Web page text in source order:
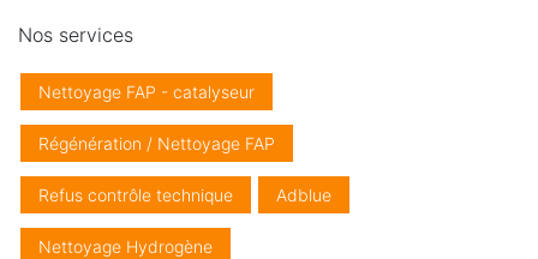
Nos services
Nettoyage FAP - catalyseur
Régénération / Nettoyage FAP
Refus contrôle technique Adblue
Nettoyage Hydrogène